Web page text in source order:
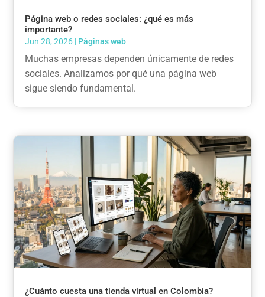
Página web o redes sociales: ¿qué es más
importante?
Jun 28, 2026 | Páginas web
Muchas empresas dependen únicamente de redes
sociales. Analizamos por qué una página web
sigue siendo fundamental.
¿Cuánto cuesta una tienda virtual en Colombia?